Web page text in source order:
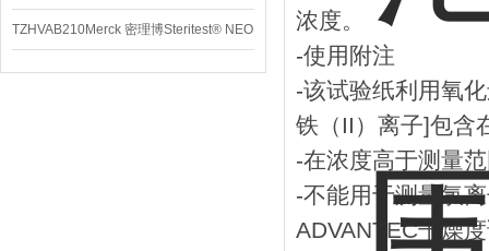
TZHVAB210Merck 密理博Steritest® NEO
设备
浓度。
-使用附注
-该试验纸利用氧
铁（II）离子]包含
-在浓度高于测量
-不能用于测量氯
ADVANTEC干燥